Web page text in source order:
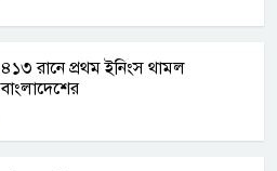
৪১৩ রানে প্রথম ইনিংস থামল
বাংলাদেশের